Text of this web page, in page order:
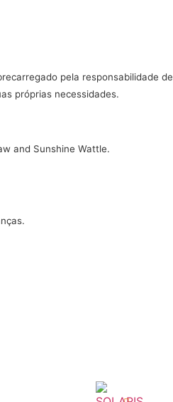
pela responsabilidade
próprias necessidades.
and Sunshine Wattle.